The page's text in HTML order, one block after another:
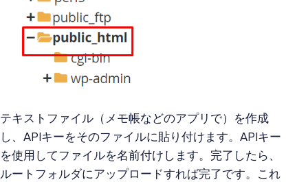
テキストファイル（メモ帳などのアプリで）を作成
し、APIキーをそのファイルに貼り付けます。APIキー
を使用してファイルを名前付けします。完了したら、
ルートフォルダにアップロードすれば完了です。これ